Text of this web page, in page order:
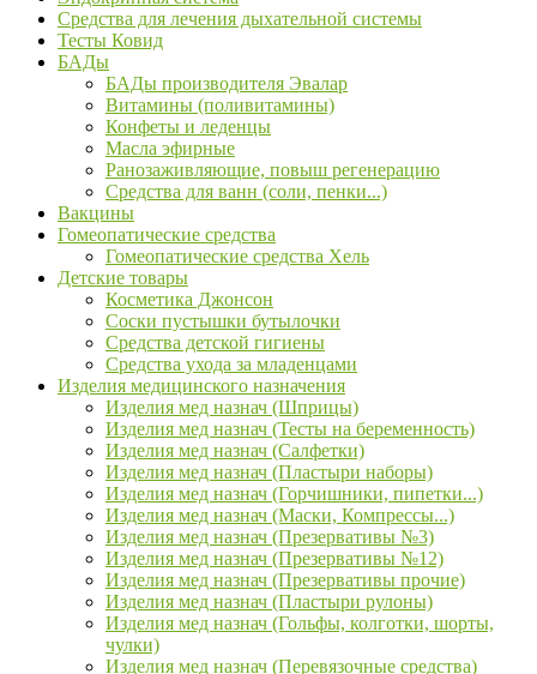
Средства для лечения дыхательной системы
Тесты Ковид
БАДы
БАДы производителя Эвалар
Витамины (поливитамины)
Конфеты и леденцы
Масла эфирные
Ранозаживляющие, повыш регенерацию
Средства для ванн (соли, пенки...)
Вакцины
Гомеопатические средства
Гомеопатические средства Хель
Детские товары
Косметика Джонсон
Соски пустышки бутылочки
Средства детской гигиены
Средства ухода за младенцами
Изделия медицинского назначения
Изделия мед назнач (Шприцы)
Изделия мед назнач (Тесты на беременность)
Изделия мед назнач (Салфетки)
Изделия мед назнач (Пластыри наборы)
Изделия мед назнач (Горчишники, пипетки...)
Изделия мед назнач (Маски, Компрессы...)
Изделия мед назнач (Презервативы №3)
Изделия мед назнач (Презервативы №12)
Изделия мед назнач (Презервативы прочие)
Изделия мед назнач (Пластыри рулоны)
Изделия мед назнач (Гольфы, колготки, шорты,
чулки)
Изделия мед назнач (Перевязочные средства)